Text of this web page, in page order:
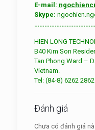
E-mail:
Skype:
HIEN LONG
B40 Kim Son
Tan Phong Ward –
Vietnam.
Tel: (84-8) 6262
Đánh giá
Chưa có đánh giá